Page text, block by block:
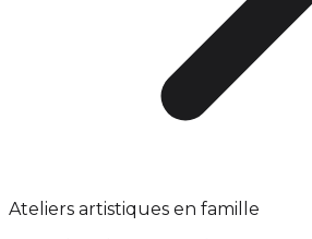
Ateliers artistiques en famille